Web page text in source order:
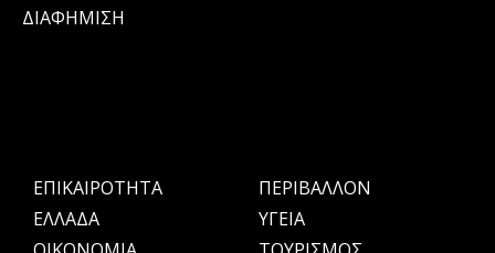
ΔΙΑΦΗΜΙΣΗ
ΕΠΙΚΑΙΡΟΤΗΤΑ
ΕΛΛΑΔΑ
ΠΕΡΙΒΑΛΛΟΝ
ΥΓΕΙΑ